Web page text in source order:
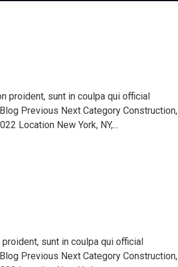
proident, sunt in coulpa qui official
Previous Next Category Construction,
Location New York, NY,...
sunt in coulpa qui official
Previous Next Category Construction,